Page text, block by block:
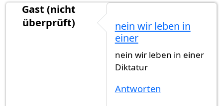
Gast (nicht
überprüft)
nein wir leben in
einer
nein wir leben in einer
Diktatur
Antworten